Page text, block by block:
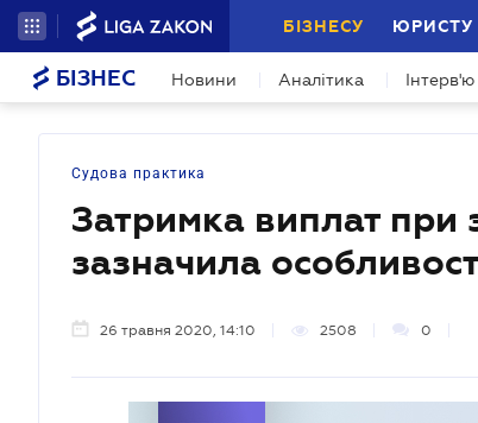
БІЗНЕСУ ЮРИСТУ
БІЗНЕС Новини Аналітика Інтерв'ю
Судова практика
Затримка виплат при
зазначила
26 травня 2020, 14:10 2508 0